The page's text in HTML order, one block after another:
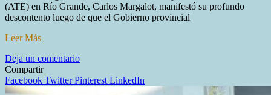
(ATE) en Río Grande, Carlos Margalot, manifestó su profundo
descontento luego de que el Gobierno provincial
Leer Más
Deja un comentarioen
de
Compartir
Facebook TwitterPinterest LinkedIn